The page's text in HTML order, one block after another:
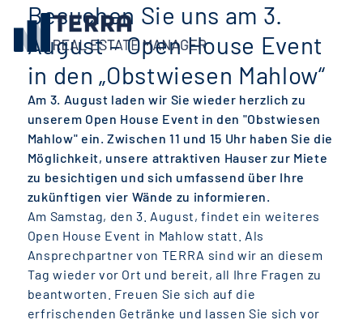
Besuchen Sie uns am 3.
August – Open House Event
in den „Obstwiesen Mahlow“
Am 3. August laden wir Sie wieder herzlich zu
unserem Open House Event in den "Obstwiesen
Mahlow" ein. Zwischen 11 und 15 Uhr haben Sie die
Möglichkeit, unsere attraktiven Hauser zur Miete
zu besichtigen und sich umfassend über Ihre
zukünftigen vier Wände zu informieren.
Am Samstag, den 3. August, findet ein weiteres
Open House Event in Mahlow statt. Als
Ansprechpartner von TERRA sind wir an diesem
Tag wieder vor Ort und bereit, all Ihre Fragen zu
beantworten. Freuen Sie sich auf die
erfrischenden Getränke und lassen Sie sich vor